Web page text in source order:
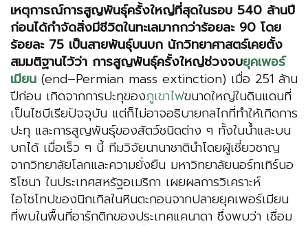
เหตุการณ์การสูญพันธุ์ครั้งใหญ่ที่สุดในรอบ 540 ล้านปี
ก่อนได้กำจัดสิ่งมีชีวิตในทะเลมากกว่าร้อยละ 90 โดย
ร้อยละ 75 เป็นสายพันธุ์บนบก นักวิทยาศาสตร์เคยตั้ง
สมมติฐานไว้ว่า การสูญพันธุ์ครั้งใหญ่ช่วงจบยุคเพอร์
เมียน (end–Permian mass extinction) เมื่อ 251 ล้าน
ปีก่อน เกิดจากการปะทุของภูเขาไฟขนาดใหญ่ในดินแดนที่
เป็นไซบีเรียปัจจุบัน แต่ก็ไม่อาจอธิบายกลไกที่ทำให้เกิดการ
ปะทุ และการสูญพันธุ์ของสัตว์ชนิดต่าง ๆ ทั้งในน้ำและบน
บกได้ เมื่อเร็ว ๆ นี้ ทีมวิจัยนานาชาตินำโดยผู้เชี่ยวชาญ
จากวิทยาลัยโลกและความยั่งยืน มหาวิทยาลัยนอร์ทเทิร์นอ
ริโซนา ในประเทศสหรัฐอเมริกา เผยผลการวิเคราะห์
ไอโซโทปของนิกเกิลในหินตะกอนจากปลายยุคเพอร์เมียน
ที่พบในพื้นที่อาร์กติกของประเทศแคนาดา ซึ่งพบว่า เชื่อม